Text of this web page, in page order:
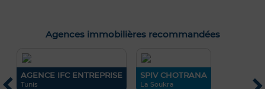
Agences immobilières recommandées
AGENCE IFC ENTREPRISE
Tunis
SPIV CHOTRANA
La Soukra